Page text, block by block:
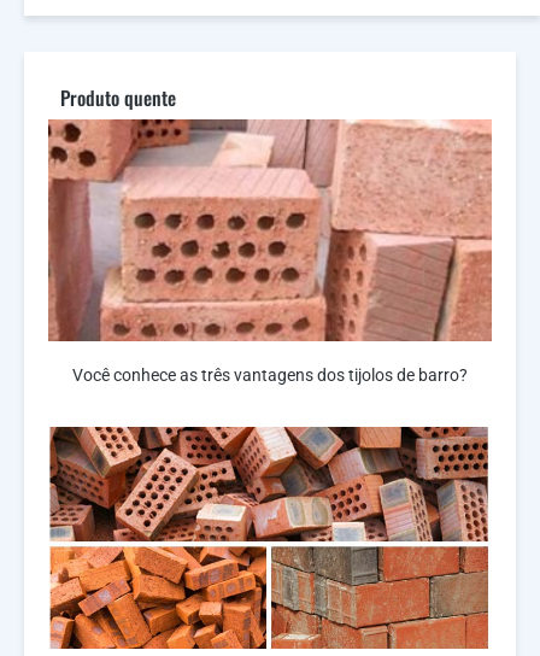
Produto quente
Você conhece as três vantagens dos tijolos de barro?